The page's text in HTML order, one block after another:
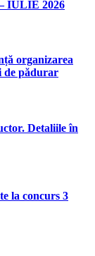
IULIE 2026
organizarea
de pădurar
Detaliile în
la concurs 3